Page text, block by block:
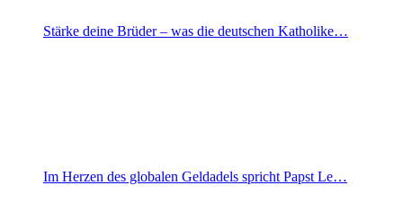
Stärke deine Brüder – was die deutschen Katholike…
Im Herzen des globalen Geldadels spricht Papst Le…